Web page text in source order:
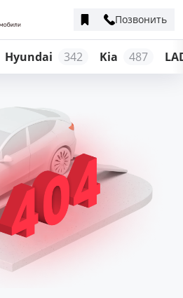
Позвонить
Hyundai 342 Kia 487